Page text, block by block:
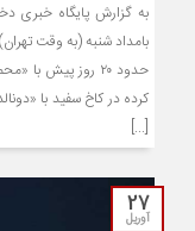
به گزارش پایگاه خبری
بامداد شنبه (به وقت
حدود ۲۰ روز پیش
کرده در کاخ سفید با
[...]
27
آوریل